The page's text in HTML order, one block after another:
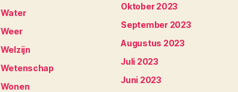
Water
Weer
Welzijn
Wetenschap
Wonen
Oktober 2023
September 2023
Augustus 2023
Juli 2023
Juni 2023